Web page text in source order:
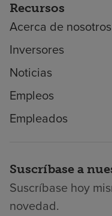
Recursos
Acerca de nosotros
Inversores
Noticias
Empleos
Empleados
Suscríbase a
Suscríbase hoy
novedad.